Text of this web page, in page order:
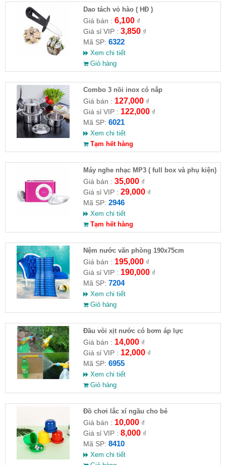
Dao tách vỏ hào ( HĐ )
Giá bán : 6,100₫
Giá sỉ VIP : 3,850₫
Mã SP: 6322
Xem chi tiết
Giỏ hàng
Combo 3 nồi inox có nắp
Giá bán : 127,000₫
Giá sỉ VIP : 122,000₫
Mã SP: 6021
Xem chi tiết
Tạm hết hàng
Máy nghe nhạc MP3 ( full box và phụ kiện)
Giá bán : 35,000₫
Giá sỉ VIP : 29,000₫
Mã SP: 2946
Xem chi tiết
Tạm hết hàng
Nệm nước văn phòng 190x75cm
Giá bán : 195,000₫
Giá sỉ VIP : 190,000₫
Mã SP: 7204
Xem chi tiết
Giỏ hàng
Đầu vòi xịt nước có bơm áp lực
Giá bán : 14,000₫
Giá sỉ VIP : 12,000₫
Mã SP: 6955
Xem chi tiết
Giỏ hàng
Đồ chơi lắc xí ngầu cho bé
Giá bán : 10,000₫
Giá sỉ VIP : 8,000₫
Mã SP: 8410
Xem chi tiết